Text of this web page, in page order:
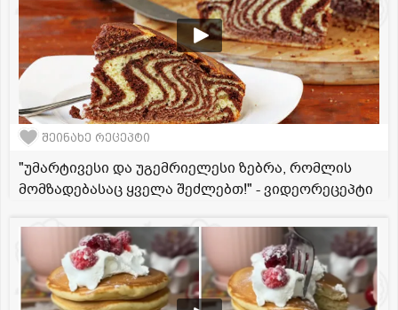
შეინახე რეცეპტი
"უმარტივესი და უგემრიელესი ზებრა, რომლის
მომზადებასაც ყველა შეძლებთ!" - ვიდეორეცეპტი